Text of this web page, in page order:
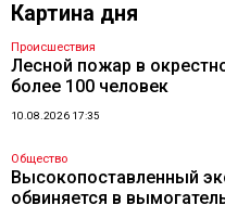
Картина дня
Происшествия
Лесной пожар в
более 100 человек
10.08.2026 17:35
Общество
Высокопоставленный
обвиняется в